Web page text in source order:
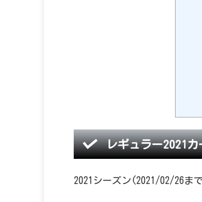
レギュラー2021カ
2021シーズン(2021/02/26ま